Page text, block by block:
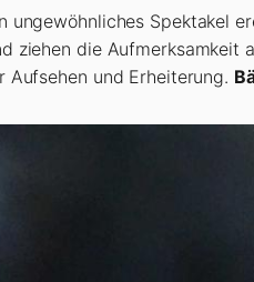
ungewöhnliches Spektakel
ziehen die Aufmerksamkeit
Aufsehen und Erheiterung.